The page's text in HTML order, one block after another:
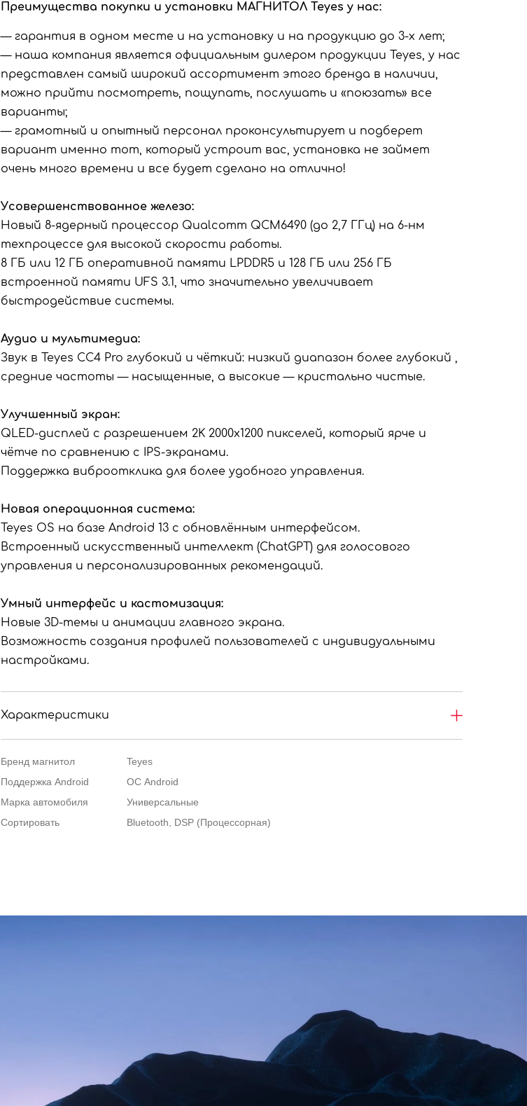
Преимущества покупки и установки МАГНИТОЛ Teyes у нас:
— гарантия в одном месте и на установку и на продукцию до 3-х лет;
— наша компания является официальным дилером продукции Teyes, у нас
представлен самый широкий ассортимент этого бренда в наличии,
можно прийти посмотреть, пощупать, послушать и «поюзать» все
варианты;
— грамотный и опытный персонал проконсультирует и подберет
вариант именно тот, который устроит вас, установка не займет
очень много времени и все будет сделано на отлично!
Усовершенствованное железо:
Новый 8-ядерный процессор Qualcomm QCM6490 (до 2,7 ГГц) на 6-нм
техпроцессе для высокой скорости работы.
8 ГБ или 12 ГБ оперативной памяти LPDDR5 и 128 ГБ или 256 ГБ
встроенной памяти UFS 3.1, что значительно увеличивает
быстродействие системы.
Аудио и мультимедиа:
Звук в Teyes CC4 Pro глубокий и чёткий: низкий диапазон более глубокий ,
средние частоты — насыщенные, а высокие — кристально чистые.
Улучшенный экран:
QLED-дисплей с разрешением 2K 2000x1200 пикселей, который ярче и
чётче по сравнению с IPS-экранами.
Поддержка виброотклика для более удобного управления.
Новая операционная система:
Teyes OS на базе Android 13 с обновлённым интерфейсом.
Встроенный искусственный интеллект (ChatGPT) для голосового
управления и персонализированных рекомендаций.
Умный интерфейс и кастомизация:
Новые 3D-темы и анимации главного экрана.
Возможность создания профилей пользователей с индивидуальными
настройками.
Характеристики
Бренд магнитол
Teyes
Поддержка Android
ОС Android
Марка автомобиля
Универсальные
Сортировать
Bluetooth, DSP (Процессорная)